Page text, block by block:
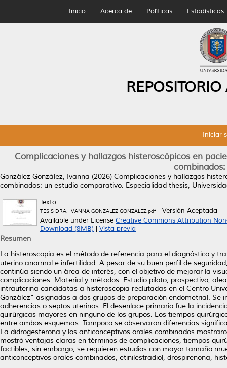
Inicio Acerca de Políticas Estadísticas
Iniciar
Complicaciones y hallazgos histeroscópicos en
González González, Ivanna (2026) Complicaciones y hallazgos
combinados: un estudio comparativo. Especialidad thesis,
Texto
TESIS DRA. IVANNA GONZALEZ GONZALEZ.pdf- Versión Aceptada
Available under License Creative Commons Attribution
Download (8MB)
Vista previa
Resumen
La histeroscopia es el método de referencia para el diagnóstico y
uterino anormal e infertilidad. A pesar de su buen perfil de
continúa siendo un área de interés, con el objetivo de mejorar la
complicaciones. Material y métodos: Estudio piloto, prospectivo,
intrauterina candidatas a histeroscopia reclutadas en el Centro
González” asignadas a dos grupos de preparación endometrial.
adherencias o septos uterinos. El desenlace primario fue la
quirúrgicas mayores en ninguno de los grupos. Los tiempos
entre ambos esquemas. Tampoco se observaron diferencias
La didrogesterona y los anticonceptivos orales combinados
mostró ventajas claras en términos de complicaciones, tiempos
factibles, sin embargo, se requieren estudios con mayor tamaño
anticonceptivos orales combinados, etinilestradiol, drospirenona,